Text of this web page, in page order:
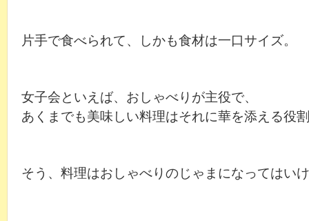
片手で食べられて、しかも食材は一口サイズ。
女子会といえば、おしゃべりが主役で、
あくまでも美味しい料理はそれに華を添える役
そう、料理はおしゃべりのじゃまになってはい